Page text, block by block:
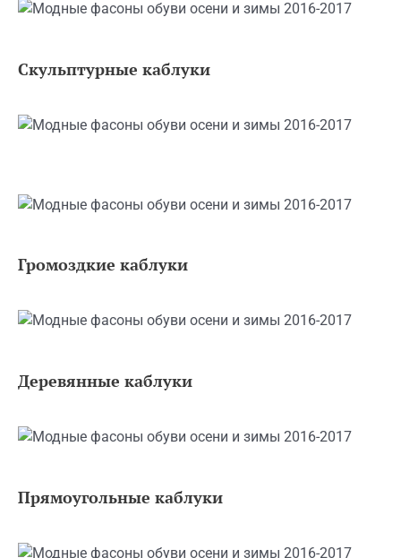
Скульптурные каблуки
Громоздкие каблуки
Деревянные каблуки
Прямоугольные каблуки